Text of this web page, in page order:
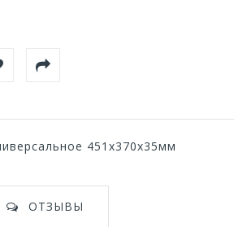
451х370х35мм
ОТЗЫВЫ